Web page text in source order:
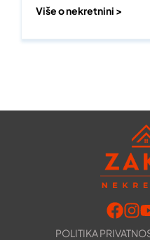
Više o nekretnini >
POLITIKA